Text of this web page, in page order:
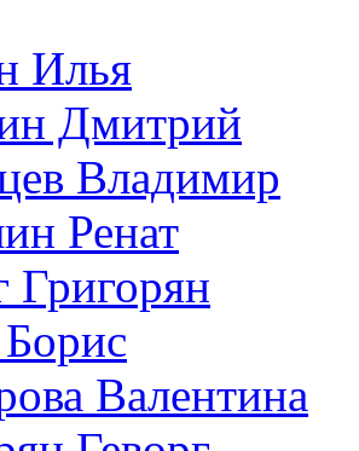
Илья
Дмитрий
Владимир
Ренат
Григорян
Валентина